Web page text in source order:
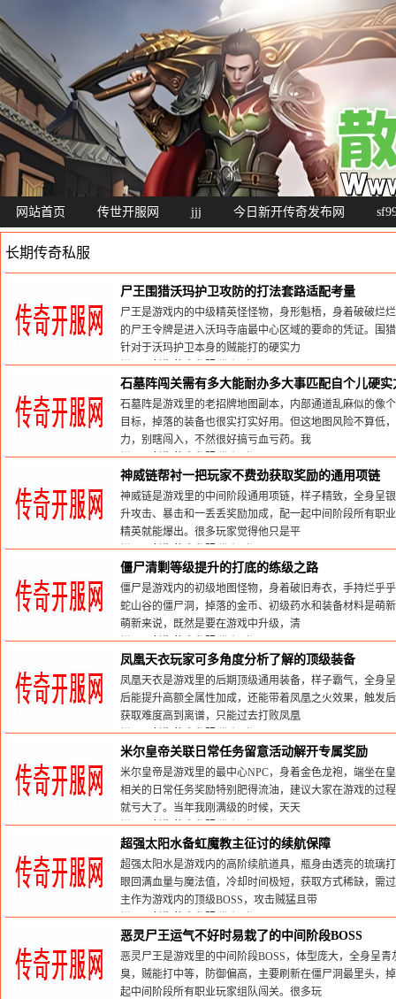
网站首页 传世开服网 jjj 今日新开传奇发布网
长期传奇私服
尸王围猎沃玛护卫攻防的打法套路适配考量
尸王是游戏内的中级精英怪怪物，身形魁梧，身着破破烂
的尸王令牌是进入沃玛寺庙最中心区域的要命的凭证。围
针对于沃玛护卫本身的贼能打的硬实力
栏目：长期传奇私服发布时间:2026-05-30
石墓阵闯关需有多大能耐办多大事匹配自个儿硬
石墓阵是游戏里的老招牌地图副本，内部通道乱麻似的像
目标，掉落的装备也很实打实好用。但这地图风险不算低
力，别瞎闯入，不然很好搞亏血亏药。我
栏目：长期传奇私服发布时间:2026-05-30
神威链帮衬一把玩家不费劲获取奖励的通用项链
神威链是游戏里的中间阶段通用项链，样子精致，全身呈
升攻击、暴击和一丢丢奖励加成，配一起中间阶段所有职
精英就能爆出。很多玩家觉得他只是平
栏目：长期传奇私服发布时间:2026-05-30
僵尸清剿等级提升的打底的练级之路
僵尸是游戏内的初级地图怪物，身着破旧寿衣，手持烂乎
蛇山谷的僵尸洞，掉落的金币、初级药水和装备材料是萌
萌新来说，既然是要在游戏中升级，清
栏目：长期传奇私服发布时间:2026-05-30
凤凰天衣玩家可多角度分析了解的顶级装备
凤凰天衣是游戏里的后期顶级通用装备，样子霸气，全身
后能提升高额全属性加成，还能带着凤凰之火效果，触发
获取难度高到离谱，只能过去打败凤凰
栏目：长期传奇私服发布时间:2026-05-30
米尔皇帝关联日常任务留意活动解开专属奖励
米尔皇帝是游戏里的最中心NPC，身着金色龙袍，端坐在
相关的日常任务奖励特别肥得流油，建议大家在游戏的过
就亏大了。当年我刚满级的时候，天天
栏目：长期传奇私服发布时间:2026-05-30
超强太阳水备虹魔教主征讨的续航保障
超强太阳水是游戏内的高阶续航道具，瓶身由透亮的琉璃
眼回满血量与魔法值，冷却时间极短，获取方式稀缺，需
主作为游戏内的顶级BOSS，攻击贼猛且带
栏目：长期传奇私服发布时间:2026-05-30
恶灵尸王运气不好时易栽了的中间阶段BOSS
恶灵尸王是游戏里的中间阶段BOSS，体型庞大，全身呈
臭，贼能打中等，防御偏高，主要刷新在僵尸洞最里头，
起中间阶段所有职业玩家组队闯关。很多玩